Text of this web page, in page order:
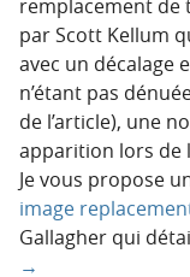
remplacement de
par Scott Kellum
avec un décalage
n’étant pas
de l’article), une
apparition lors de
Je vous propose
image
Gallagher qui
→